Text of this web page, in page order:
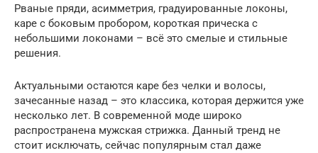
Рваные пряди, асимметрия, градуированные локоны,
каре с боковым пробором, короткая прическа с
небольшими локонами – всё это смелые и стильные
решения.
Актуальными остаются каре без челки и волосы,
зачесанные назад – это классика, которая держится уже
несколько лет. В современной моде широко
распространена мужская стрижка. Данный тренд не
стоит исключать, сейчас популярным стал даже